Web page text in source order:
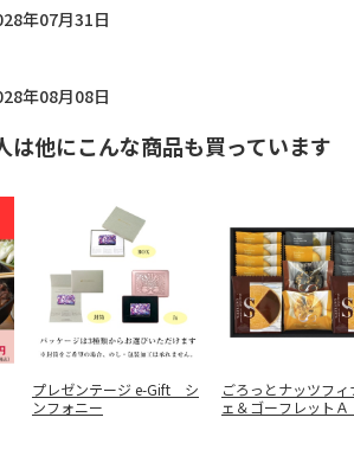
年07月31日
年08月08日
は他にこんな商品も買っています
プレゼンテージ e-Gift シ
ンフォニー
ごろっとナッツフィ
ェ＆ゴーフレットＡ